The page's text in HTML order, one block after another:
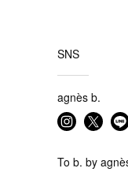
SNS
agnès b.
To b. by